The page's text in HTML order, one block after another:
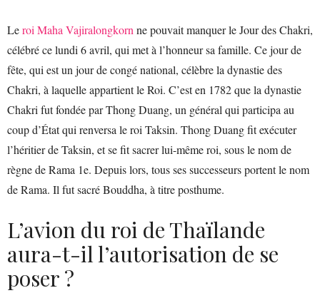
Leroi Maha Vajiralongkorn ne pouvait manquer le Jour des Chakri,
célébré ce lundi 6 avril, qui met à l’honneur sa famille. Ce jour de
fête, qui est un jour de congé national, célèbre la dynastie des
Chakri, à laquelle appartient le Roi. C’est en 1782 que la dynastie
Chakri fut fondée par Thong Duang, un général qui participa au
coup d’État qui renversa le roi Taksin. Thong Duang fit exécuter
l’héritier de Taksin, et se fit sacrer lui-même roi, sous le nom de
règne de Rama 1e. Depuis lors, tous ses successeurs portent le nom
de Rama. Il fut sacré Bouddha, à titre posthume.
L’avion du roi de Thaïlande
aura-t-il l’autorisation de se
poser ?